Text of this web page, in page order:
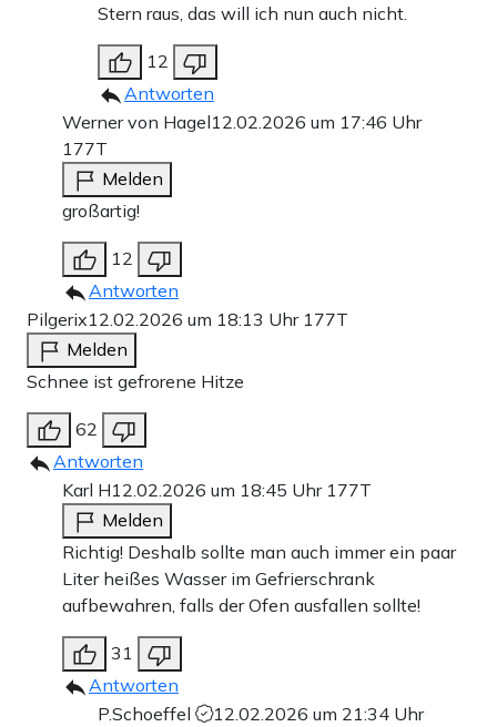
Stern raus, das will ich nun auch nicht.
12
Antworten
Werner von Hagel12.02.2026 um 17:46 Uhr
177T
Melden
großartig!
12
Antworten
Pilgerix12.02.2026 um 18:13 Uhr 177T
Melden
Schnee ist gefrorene Hitze
62
Antworten
Karl H12.02.2026 um 18:45 Uhr 177T
Melden
Richtig! Deshalb sollte man auch immer ein paar
Liter heißes Wasser im Gefrierschrank
aufbewahren, falls der Ofen ausfallen sollte!
31
Antworten
P.Schoeffel
12.02.2026 um 21:34 Uhr